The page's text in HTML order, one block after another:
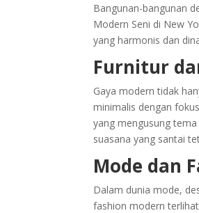
Bangunan-bangunan
Modern Seni di New
yang harmonis dan
Furnitur
Gaya modern tidak
minimalis dengan
yang mengusung
suasana yang santai
Mode dan
Dalam dunia mode,
fashion modern